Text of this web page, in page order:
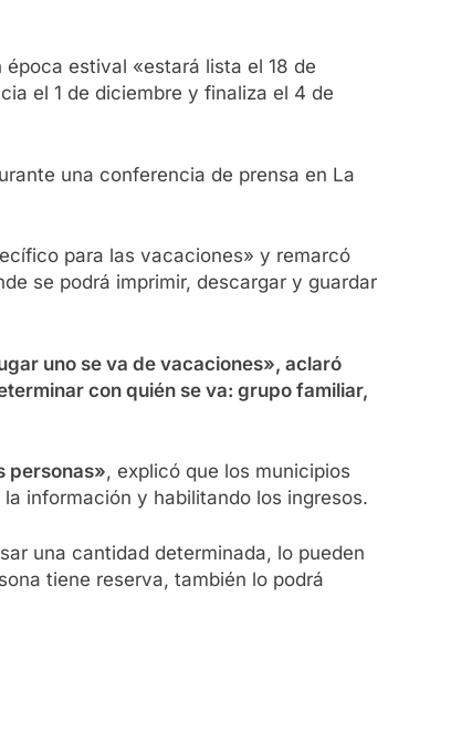
estival «estará lista el 18 de
el 1 de diciembre y finaliza el 4 de
una conferencia de prensa en La
para las vacaciones» y remarcó
se podrá imprimir, descargar y guardar
uno se va de vacaciones», aclaró
con quién se va: grupo familiar,
personas», explicó que los municipios
información y habilitando los ingresos.
una cantidad determinada, lo pueden
tiene reserva, también lo podrá